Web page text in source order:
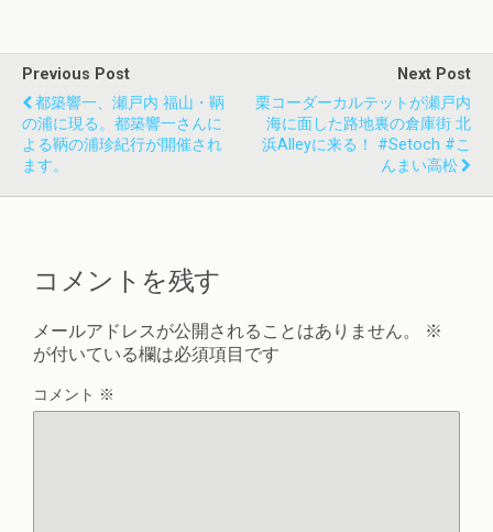
Previous Post
都築響一、瀬戸内 福山・鞆
の浦に現る。都築響一さんに
よる鞆の浦珍紀行が開催され
ます。
Next Post
栗コーダーカルテットが瀬戸内
海に面した路地裏の倉庫街 北
浜alleyに来る！ #setoch #こ
んまい高松
コメントを残す
メールアドレスが公開されることはありません。
※
が付いている欄は必須項目です
コメント ※